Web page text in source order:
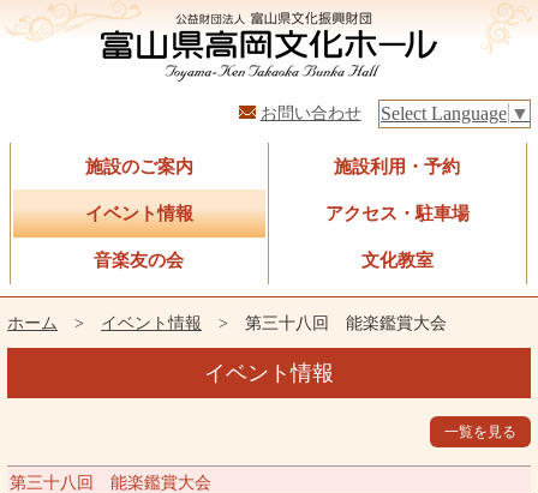
Select Language ▼
お問い合わせ
施設のご案内 施設利用・予約
イベント情報 アクセス・駐車場
音楽友の会 文化教室
ホーム > イベント情報 > 第三十八回 能楽鑑賞大会
イベント情報
一覧を見る
第三十八回 能楽鑑賞大会